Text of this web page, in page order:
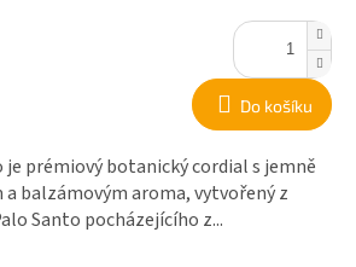
Do košíku
je prémiový botanický cordial s jemně
balzámovým aroma, vytvořený z
Santo pocházejícího z...